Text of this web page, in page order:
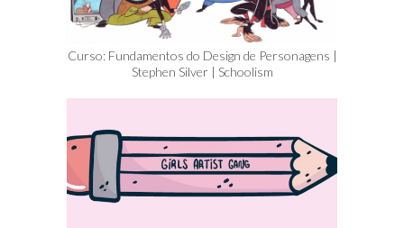
Curso: Fundamentos do Design de Personagens |
Stephen Silver | Schoolism